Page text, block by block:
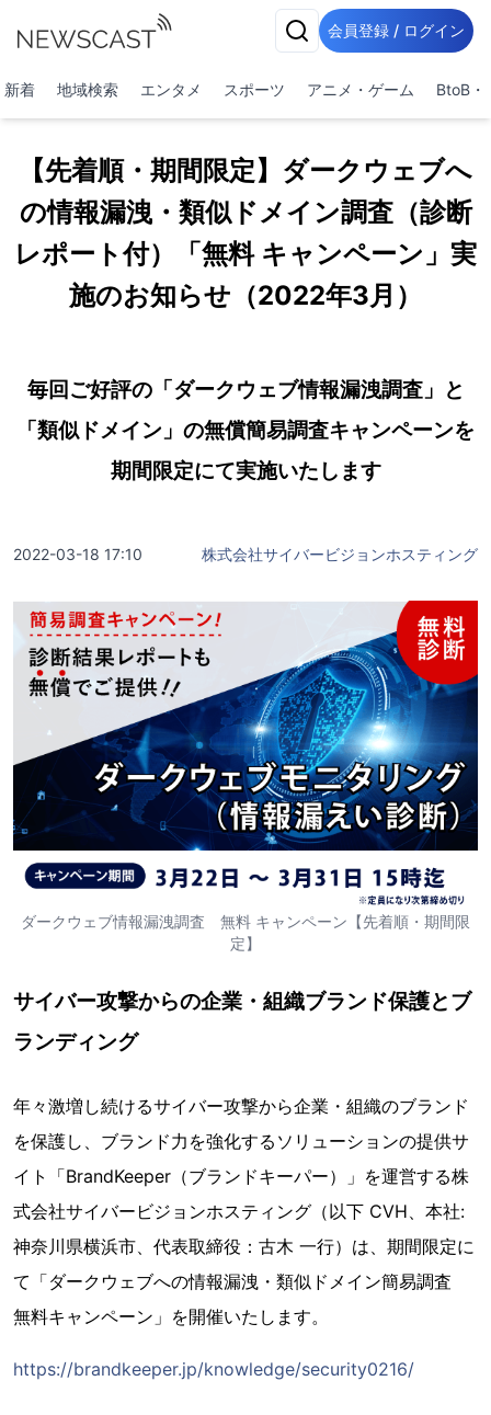
会員登録 / ログイン
新着 地域検索 エンタメ スポーツ アニメ・ゲーム BtoB・
【先着順・期間限定】ダークウェブへ
の情報漏洩・類似ドメイン調査（診断
レポート付）「無料 キャンペーン」実
施のお知らせ（2022年3月）
毎回ご好評の「ダークウェブ情報漏洩調査」と
「類似ドメイン」の無償簡易調査キャンペーンを
期間限定にて実施いたします
2022-03-18 17:10 株式会社サイバービジョンホスティング
ダークウェブ情報漏洩調査 無料 キャンペーン【先着順・期間限
定】
サイバー攻撃からの企業・組織ブランド保護とブ
ランディング
年々激増し続けるサイバー攻撃から企業・組織のブランド
を保護し、ブランド力を強化するソリューションの提供サ
イト「BrandKeeper（ブランドキーパー）」を運営する株
式会社サイバービジョンホスティング（以下 CVH、本社:
神奈川県横浜市、代表取締役：古木 一行）は、期間限定に
て「ダークウェブへの情報漏洩・類似ドメイン簡易調査
無料キャンペーン」を開催いたします。
https://brandkeeper.jp/knowledge/security0216/